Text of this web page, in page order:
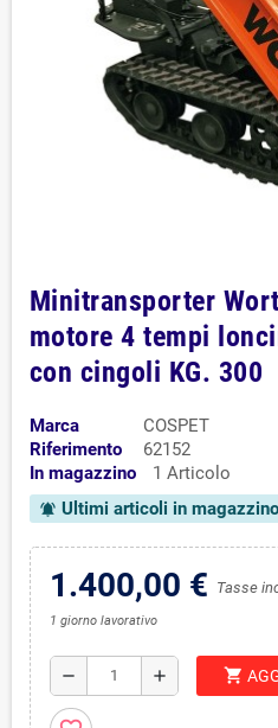
Minitransporter
motore 4 tempi
con cingoli KG. 300
Marca
COSPET
Riferimento
62152
In magazzino
1 Articolo
notifications_active Ultimi articoli in magazzino
1.400,00 € Tasse
1 giorno lavorativo
remove add shopping_cart